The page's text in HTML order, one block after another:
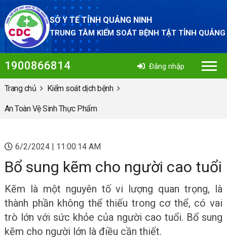
SỞ Y TẾ TỈNH QUẢNG NINH
TRUNG TÂM KIỂM SOÁT BỆNH TẬT TỈNH
Đăng nhập
1900866814
Trang chủ Kiểm soát dịch bệnh
An Toàn Vệ Sinh Thực Phẩm
6/2/2024 | 11:00:14 AM
Bổ sung kẽm cho người cao tuổi
Kẽm là một nguyên tố vi lượng quan trọng, là
thành phần không thể thiếu trong cơ thể, có vai
trò lớn với sức khỏe của người cao tuổi. Bổ sung
kẽm cho người lớn là điều cần thiết.